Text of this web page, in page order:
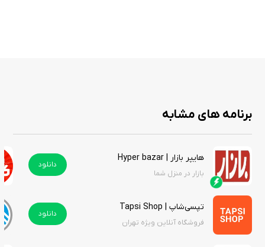
برنامه های مشابه
هایپر بازار | Hyper bazar
بازار در منزل شما
دانلود
تپسی‌شاپ | Tapsi Shop
فروشگاه آنلاین ویژه تهران
دانلود